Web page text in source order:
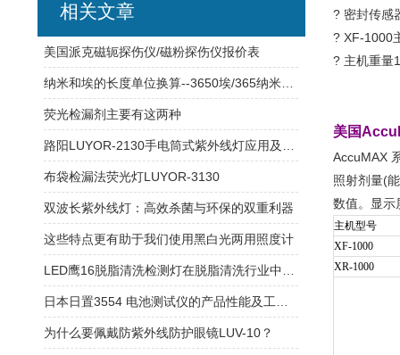
? 密封传感
? XF-1000
? 主机重量
美国
AccuMAX
照射剂量(
数值。显示
主机型号
XF-1000
XR-1000
相关文章
美国派克磁轭探伤仪/磁粉探伤仪报价表
荧光检漏剂主要有这两种
布袋检漏法荧光灯LUYOR-3130
双波长紫外线灯：高效杀菌与环保的双重利器
这些特点更有助于我们使用黑白光两用照度计
为什么要佩戴防紫外线防护眼镜LUV-10？